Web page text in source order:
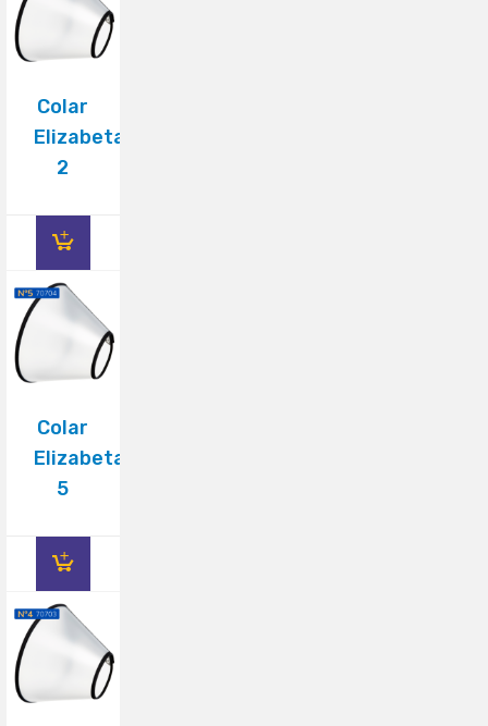
Colar
Elizabetano
2
Colar
Elizabetano
5